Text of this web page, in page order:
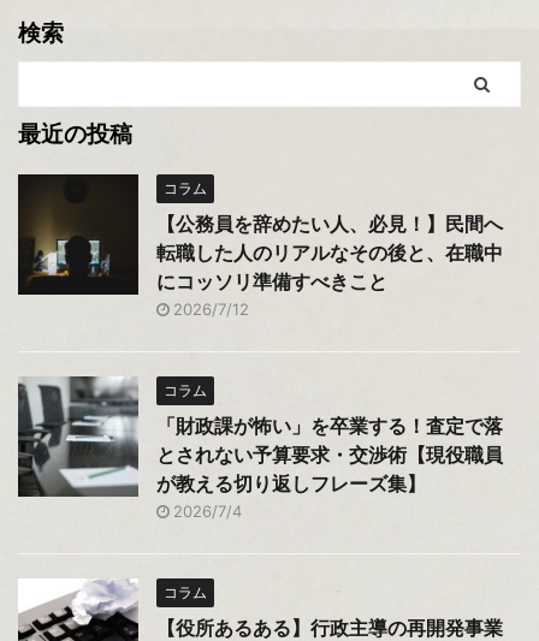
検索
最近の投稿
コラム
【公務員を辞めたい人、必見！】民間へ
転職した人のリアルなその後と、在職中
にコッソリ準備すべきこと
2026/7/12
コラム
「財政課が怖い」を卒業する！査定で落
とされない予算要求・交渉術【現役職員
が教える切り返しフレーズ集】
2026/7/4
コラム
【役所あるある】行政主導の再開発事業